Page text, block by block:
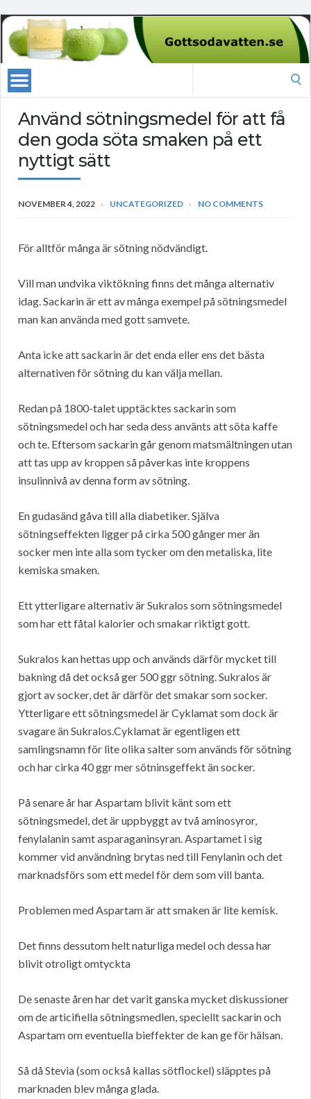
Använd sötningsmedel för att få
den goda söta smaken på ett
nyttigt sätt
NOVEMBER 4, 2022 UNCATEGORIZED NO COMMENTS
För alltför många är sötning nödvändigt.
Vill man undvika viktökning finns det många alternativ
idag. Sackarin är ett av många exempel på sötningsmedel
man kan använda med gott samvete.
Anta icke att sackarin är det enda eller ens det bästa
alternativen för sötning du kan välja mellan.
Redan på 1800-talet upptäcktes sackarin som
sötningsmedel och har seda dess använts att söta kaffe
och te. Eftersom sackarin går genom matsmältningen utan
att tas upp av kroppen så påverkas inte kroppens
insulinnivå av denna form av sötning.
En gudasänd gåva till alla diabetiker. Själva
sötningseffekten ligger på cirka 500 gånger mer än
socker men inte alla som tycker om den metaliska, lite
kemiska smaken.
Ett ytterligare alternativ är Sukralos som sötningsmedel
som har ett fåtal kalorier och smakar riktigt gott.
Sukralos kan hettas upp och används därför mycket till
bakning då det också ger 500 ggr sötning. Sukralos är
gjort av socker, det är därför det smakar som socker.
Ytterligare ett sötningsmedel är Cyklamat som dock är
svagare än Sukralos.Cyklamat är egentligen ett
samlingsnamn för lite olika salter som används för sötning
och har cirka 40 ggr mer sötninsgeffekt än socker.
På senare år har Aspartam blivit känt som ett
sötningsmedel, det är uppbyggt av två aminosyror,
fenylalanin samt asparaganinsyran. Aspartamet i sig
kommer vid användning brytas ned till Fenylanin och det
marknadsförs som ett medel för dem som vill banta.
Problemen med Aspartam är att smaken är lite kemisk.
Det finns dessutom helt naturliga medel och dessa har
blivit otroligt omtyckta
De senaste åren har det varit ganska mycket diskussioner
om de articifiella sötningsmedlen, speciellt sackarin och
Aspartam om eventuella bieffekter de kan ge för hälsan.
Så då Stevia (som också kallas sötflockel) släpptes på
marknaden blev många glada.